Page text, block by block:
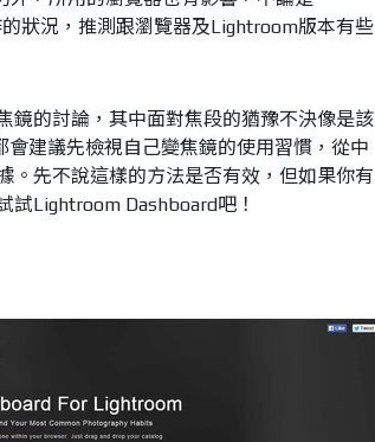
狀況，推測跟瀏覽器及Lightroom版本有些
鏡的討論，其中面對焦段的猶豫不決像是該
建議先檢視自己變焦鏡的使用習慣，從中
。先不說這樣的方法是否有效，但如果你有
試Lightroom Dashboard吧！